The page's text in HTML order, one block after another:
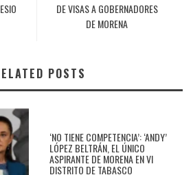
DE VISAS A GOBERNADORES
DE MORENA
POSTS
‘NO TIENE COMPETENCIA’: ‘ANDY’
LÓPEZ BELTRÁN, EL ÚNICO
ASPIRANTE DE MORENA EN VI
DISTRITO DE TABASCO